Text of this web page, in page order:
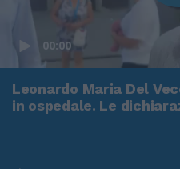
00:00
Leonardo Maria Del
in ospedale. Le